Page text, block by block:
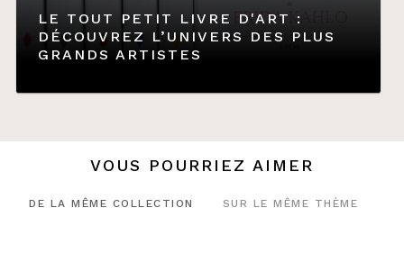
LE TOUT PETIT LIVRE D'ART :
DÉCOUVREZ L’UNIVERS DES PLUS
GRANDS ARTISTES
VOUS POURRIEZ AIMER
DE LA MÊME COLLECTION SUR LE MÊME THÈME